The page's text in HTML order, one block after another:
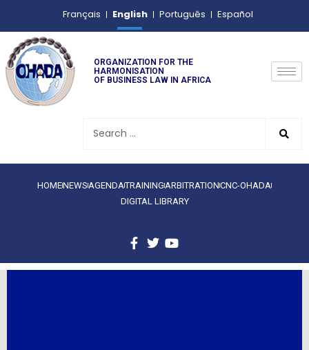
Français English Português Español
ORGANIZATION FOR THE
HARMONISATION
OF BUSINESS LAW IN AFRICA
HOMENEWS AGENDATRAINING ARBITRATIONCNC-OHADA
DIGITAL LIBRARY